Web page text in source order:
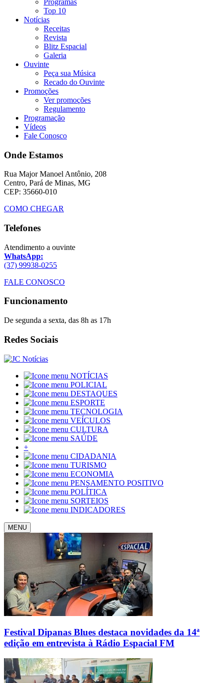
Top 10
Notícias
Receitas
Revista
Blitz Espacial
Galeria
Ouvinte
Peça sua Música
Recado do Ouvinte
Promoções
Ver promoções
Regulamento
Programação
Vídeos
Fale Conosco
Onde Estamos
Rua Major Manoel Antônio, 208
Centro, Pará de Minas, MG
CEP: 35660-010
COMO CHEGAR
Telefones
Atendimento a ouvinte
WhatsApp:
(37) 99938-0255
FALE CONOSCO
Funcionamento
De segunda a sexta, das 8h as 17h
Redes Sociais
NOTÍCIAS
POLICIAL
DESTAQUES
ESPORTE
TECNOLOGIA
VEÍCULOS
CULTURA
SAÚDE
+
CIDADANIA
TURISMO
ECONOMIA
PENSAMENTO POSITIVO
POLÍTICA
SORTEIOS
INDICADORES
MENU
Festival Dipanas Blues destaca novidades da 14ª
edição em entrevista à Rádio Espacial FM